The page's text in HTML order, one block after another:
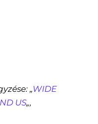
„WIDE
US„,